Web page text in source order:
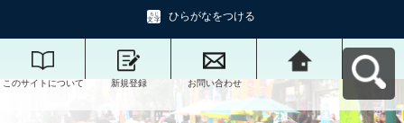
ひらがなをつける
このサイトについて 新規登録 お問い合わせ
柏市民公益活動情報
サイト かしわん、ぽ
っ？へ戻る